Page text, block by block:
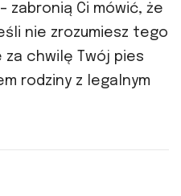
zabronią Ci mówić, że
nie zrozumiesz tego
za chwilę Twój pies
rodziny z legalnym